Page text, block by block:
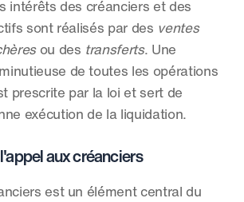
intérêts des créanciers et des
sont réalisés par des ventes
ou des transferts. Une
de toutes les opérations
prescrite par la loi et sert de
exécution de la liquidation.
aux créanciers
est un élément central du